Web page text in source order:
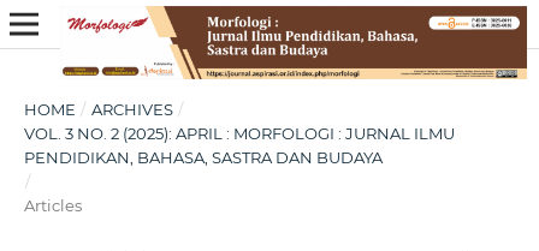
HOME / ARCHIVES /
VOL. 3 NO. 2 (2025): APRIL : MORFOLOGI : JURNAL ILMU
PENDIDIKAN, BAHASA, SASTRA DAN BUDAYA
/
Articles